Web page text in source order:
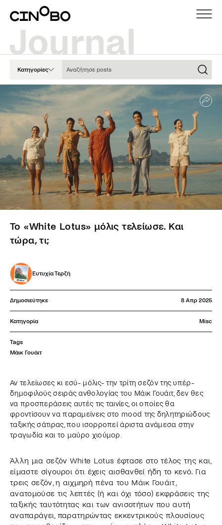
Κατηγορίες
Το «White Lotus» μόλις τελείωσε. Και
τώρα, τι;
Ευτυχία Τερζή
Δημοσιεύτηκε 8 Απρ 2025
Κατηγορία Misc
Tags
Μάικ Γουάιτ
Αν τελείωσες κι εσύ- μόλις- την τρίτη σεζόν της υπέρ-
δημοφιλούς σειράς ανθολογίας του Μάικ Γουάιτ, δεν θες
να προσπεράσεις αυτές τις ταινίες, οι οποίες θα
φροντίσουν να παραμείνεις στο mood της δηλητηριώδους
ταξικής σάτιρας, που ισορροπεί άριστα ανάμεσα στην
τραγωδία και το μαύρο χιούμορ.
Άλλη μια σεζόν White Lotus έφτασε στο τέλος της και,
είμαστε σίγουροι ότι έχεις αισθανθεί ήδη το κενό. Για
τρεις σεζόν, η αιχμηρή πένα του Μάικ Γουάιτ,
ανατομούσε τις λεπτές (ή και όχι τόσο) εκφράσεις της
ταξικής ταυτότητας και των ανισοτήτων που αυτή
αναπαράγει, παρατηρώντας εκκεντρικούς πλουσίους